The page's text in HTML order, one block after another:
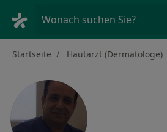
Wonach suchen Sie?
Startseite Hautarzt (Dermatologe)